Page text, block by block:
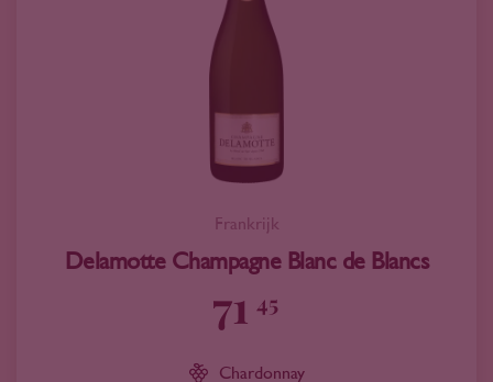
Frankrijk
Delamotte Champagne Blanc de Blancs
71 45
Chardonnay